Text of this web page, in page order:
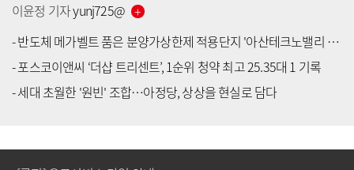
이윤정 기자yunj725@
-반도체 메가벨트 품은 분양가상한제 적용단지 '아산테크노밸리 the1 7차(10단지)' 공급
-포스코이앤씨 ‘더샵 트리센트’, 1순위 청약 최고 25.35대 1 기록
-세대 초월한 '원빈' 조합…아정당, 상상을 현실로 담다
[공지] 유료서비스 가입 안내